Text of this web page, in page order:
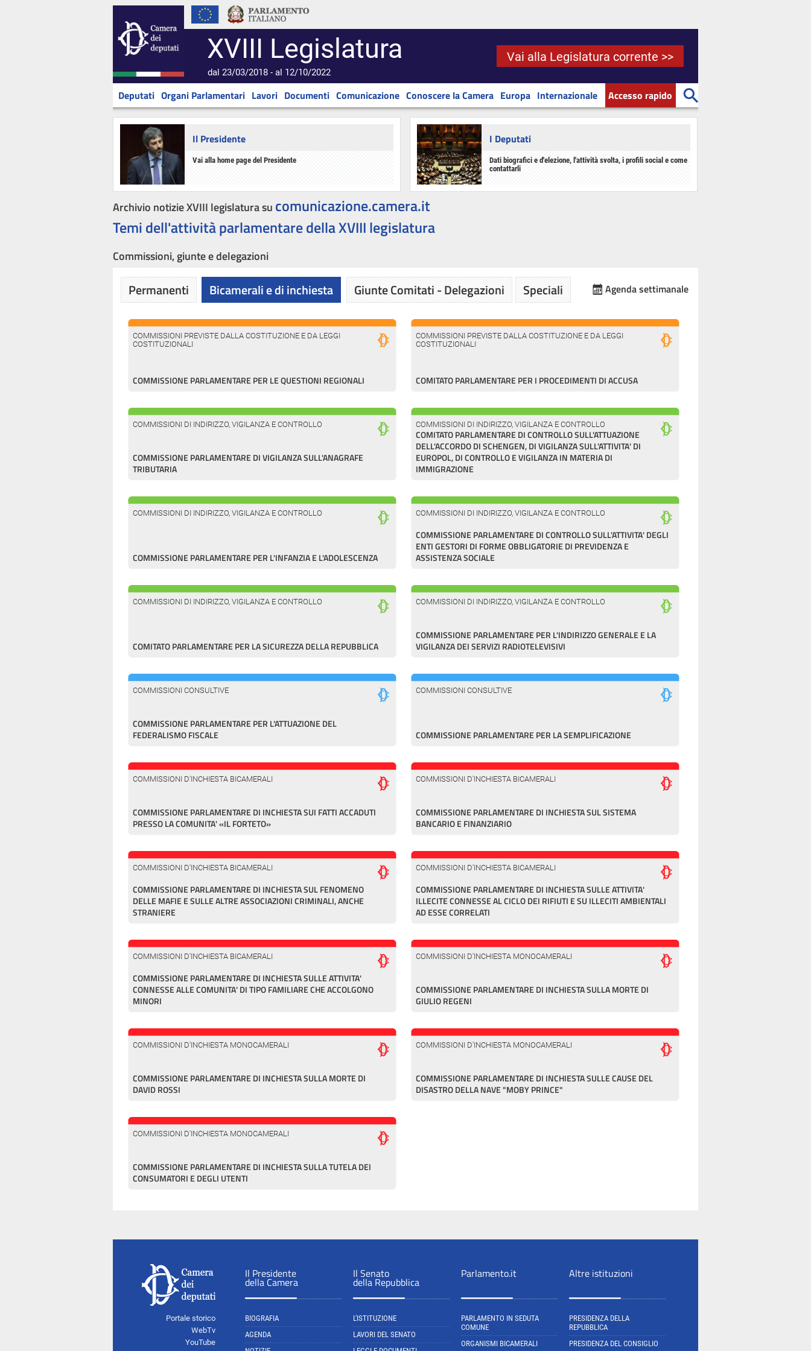
XVIII Legislatura
dal 23/03/2018 - al 12/10/2022
Vai alla Legislatura corrente >>
Deputati Organi Parlamentari Lavori Documenti Comunicazione Conoscere la Camera Europa Internazionale Accesso rapido
Il Presidente
Vai alla home page del Presidente
I Deputati
Dati biografici e d'elezione, l'attività svolta, i profili social e come
contattarli
Archivio notizie XVIII legislatura su comunicazione.camera.it
Temi dell'attività parlamentare della XVIII legislatura
Commissioni, giunte e delegazioni
Permanenti Bicamerali e di inchiesta
COMMISSIONI PREVISTE DALLA COSTITUZIONE E DA LEGGI
COSTITUZIONALI
COMMISSIONE PARLAMENTARE PER LE QUESTIONI REGIONALI
COMMISSIONI PREVISTE DALLA COSTITUZIONE E DA LEGGI
COSTITUZIONALI
COMITATO PARLAMENTARE PER I PROCEDIMENTI DI ACCUSA
COMMISSIONI DI INDIRIZZO, VIGILANZA E CONTROLLO
COMMISSIONE PARLAMENTARE DI VIGILANZA SULL'ANAGRAFE
TRIBUTARIA
COMMISSIONI DI INDIRIZZO, VIGILANZA E CONTROLLO
COMITATO PARLAMENTARE DI CONTROLLO SULL'ATTUAZIONE
DELL'ACCORDO DI SCHENGEN, DI VIGILANZA SULL'ATTIVITA' DI
EUROPOL, DI CONTROLLO E VIGILANZA IN MATERIA DI
IMMIGRAZIONE
COMMISSIONI DI INDIRIZZO, VIGILANZA E CONTROLLO
COMMISSIONE PARLAMENTARE PER L'INFANZIA E L'ADOLESCENZA
COMMISSIONI DI INDIRIZZO, VIGILANZA E CONTROLLO
COMMISSIONE PARLAMENTARE DI CONTROLLO SULL'ATTIVITA' DEGLI
ENTI GESTORI DI FORME OBBLIGATORIE DI PREVIDENZA E
ASSISTENZA SOCIALE
COMMISSIONI DI INDIRIZZO, VIGILANZA E CONTROLLO
COMITATO PARLAMENTARE PER LA SICUREZZA DELLA REPUBBLICA
COMMISSIONI DI INDIRIZZO, VIGILANZA E CONTROLLO
COMMISSIONE PARLAMENTARE PER L'INDIRIZZO GENERALE E LA
VIGILANZA DEI SERVIZI RADIOTELEVISIVI
COMMISSIONI CONSULTIVE
COMMISSIONE PARLAMENTARE PER L'ATTUAZIONE DEL
FEDERALISMO FISCALE
COMMISSIONI CONSULTIVE
COMMISSIONE PARLAMENTARE PER LA SEMPLIFICAZIONE
COMMISSIONI D'INCHIESTA BICAMERALI
COMMISSIONE PARLAMENTARE DI INCHIESTA SUI FATTI ACCADUTI
PRESSO LA COMUNITA' «IL FORTETO»
COMMISSIONI D'INCHIESTA BICAMERALI
COMMISSIONE PARLAMENTARE DI INCHIESTA SUL SISTEMA
BANCARIO E FINANZIARIO
COMMISSIONI D'INCHIESTA BICAMERALI
COMMISSIONE PARLAMENTARE DI INCHIESTA SUL FENOMENO
DELLE MAFIE E SULLE ALTRE ASSOCIAZIONI CRIMINALI, ANCHE
STRANIERE
COMMISSIONI D'INCHIESTA BICAMERALI
COMMISSIONE PARLAMENTARE DI INCHIESTA SULLE ATTIVITA'
ILLECITE CONNESSE AL CICLO DEI RIFIUTI E SU ILLECITI AMBIENTALI
AD ESSE CORRELATI
COMMISSIONI D'INCHIESTA BICAMERALI
COMMISSIONE PARLAMENTARE DI INCHIESTA SULLE ATTIVITA'
CONNESSE ALLE COMUNITA' DI TIPO FAMILIARE CHE ACCOLGONO
MINORI
COMMISSIONI D'INCHIESTA MONOCAMERALI
COMMISSIONE PARLAMENTARE DI INCHIESTA SULLA MORTE DI
GIULIO REGENI
COMMISSIONI D'INCHIESTA MONOCAMERALI
COMMISSIONE PARLAMENTARE DI INCHIESTA SULLA MORTE DI
DAVID ROSSI
COMMISSIONI D'INCHIESTA MONOCAMERALI
COMMISSIONE PARLAMENTARE DI INCHIESTA SULLE CAUSE DEL
DISASTRO DELLA NAVE "MOBY PRINCE"
COMMISSIONI D'INCHIESTA MONOCAMERALI
COMMISSIONE PARLAMENTARE DI INCHIESTA SULLA TUTELA DEI
CONSUMATORI E DEGLI UTENTI
Agenda settimanale
Giunte Comitati - Delegazioni Speciali
Portale storico
WebTv
YouTube
Il Presidente
della Camera
BIOGRAFIA
AGENDA
Il Senato
della Repubblica
L'ISTITUZIONE
LAVORI DEL SENATO
Parlamento.it
PARLAMENTO IN SEDUTA
COMUNE
ORGANISMI BICAMERALI
Altre istituzioni
PRESIDENZA DELLA
REPUBBLICA
PRESIDENZA DEL CONSIGLIO